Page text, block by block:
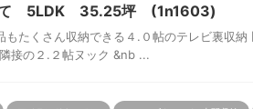
て 5LDK 35.25坪 (1n1603)
たくさん収納できる４.０帖のテレビ裏収納
接の２.２帖ヌック &nb ...